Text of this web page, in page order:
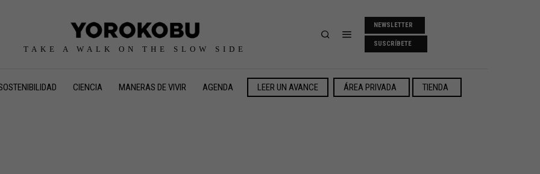
TAKE A WALK ON THE SLOW SIDE
NEWSLETTER
SUSCRÍBETE
CIENCIA MANERAS DE VIVIR AGENDA LEER UN AVANCE ÁREA PRIVADA TIENDA